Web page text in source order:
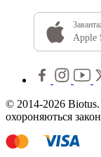
Apple
© 2014-2026 Biotus.
охороняються